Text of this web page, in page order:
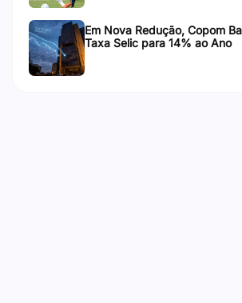
Em Nova Redução, Copom
Taxa Selic para 14% ao Ano